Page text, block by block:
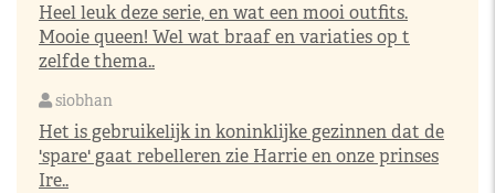
Heel leuk deze serie, en wat een mooi outfits.
Mooie queen! Wel wat braaf en variaties op t
zelfde thema..
siobhan
Het is gebruikelijk in koninklijke gezinnen dat de
'spare' gaat rebelleren zie Harrie en onze prinses
Ire..